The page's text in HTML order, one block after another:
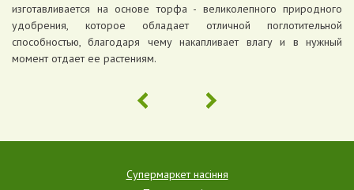
изготавливается на основе торфа - великолепного природного
удобрения, которое обладает отличной поглотительной
способностью, благодаря чему накапливает влагу и в нужный
момент отдает ее растениям.
Супермаркет насіння